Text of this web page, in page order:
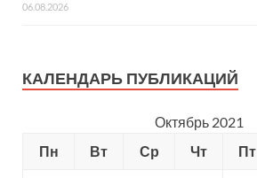
06.08.2026
КАЛЕНДАРЬ ПУБЛИКАЦИЙ
Октябрь 2021
Пн
Вт Ср Чт Пт